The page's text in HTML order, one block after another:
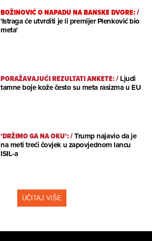
BOŽINOVIĆ O NAPADU NA BANSKE DVORE:/
'Istraga će utvrditi je li premijer Plenković bio
meta'
PORAŽAVAJUĆI REZULTATI ANKETE:/Ljudi
tamne boje kože često su meta rasizma u EU
'DRŽIMO GA NA OKU':/Trump najavio da je
na meti treći čovjek u zapovjednom lancu
ISIL-a
UČITAJ VIŠE